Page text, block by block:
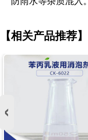
【相关产品推荐】